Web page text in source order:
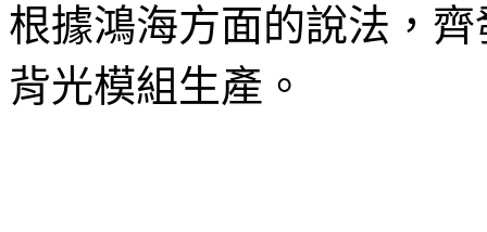
根據鴻海方面的說法，
背光模組生產。